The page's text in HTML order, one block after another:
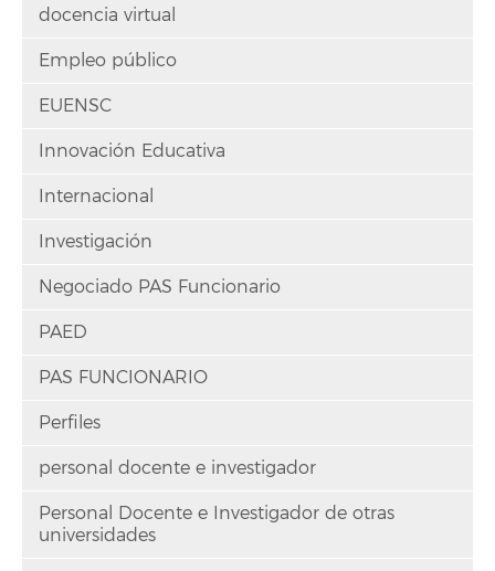
docencia virtual
Empleo público
EUENSC
Innovación Educativa
Internacional
Investigación
Negociado PAS Funcionario
PAED
PAS FUNCIONARIO
Perfiles
personal docente e investigador
Personal Docente e Investigador de otras
universidades